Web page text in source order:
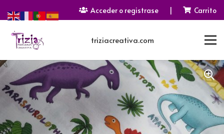
Acceder o registrase | Carrito
triziacreativa.com